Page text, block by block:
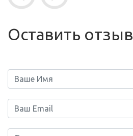
Оставить отзыв